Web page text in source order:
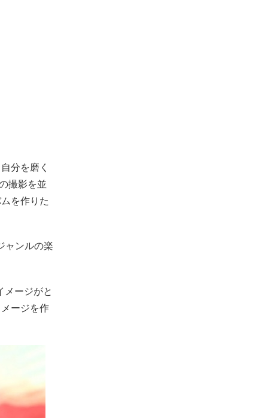
分を磨く
撮影を並
を作りた
ャンルの楽
メージがと
ージを作